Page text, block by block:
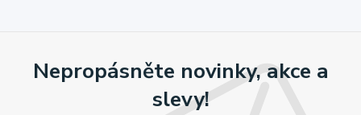
Nepropásněte novinky, akce a
slevy!